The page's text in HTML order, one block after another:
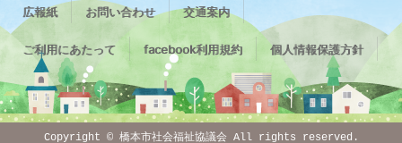
広報紙 お問い合わせ 交通案内
ご利用にあたって facebook利用規約 個人情報保護方針
Copyright © 橋本市社会福祉協議会 All rights reserved.